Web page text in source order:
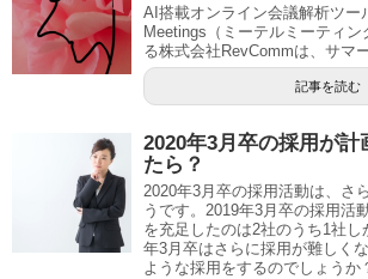
AI搭載オンライン会議解析ツー
Meetings（ミーテルミーティ
る株式会社RevCommは、サマ
記事を読む
2020年3月卒の採用が計
たら？
2020年3月卒の採用活動は、さ
うです。2019年3月卒の採用活
を充足したのは2社のうち1社し
年3月卒はさらに採用が難しく
ような採用をするのでしょうか